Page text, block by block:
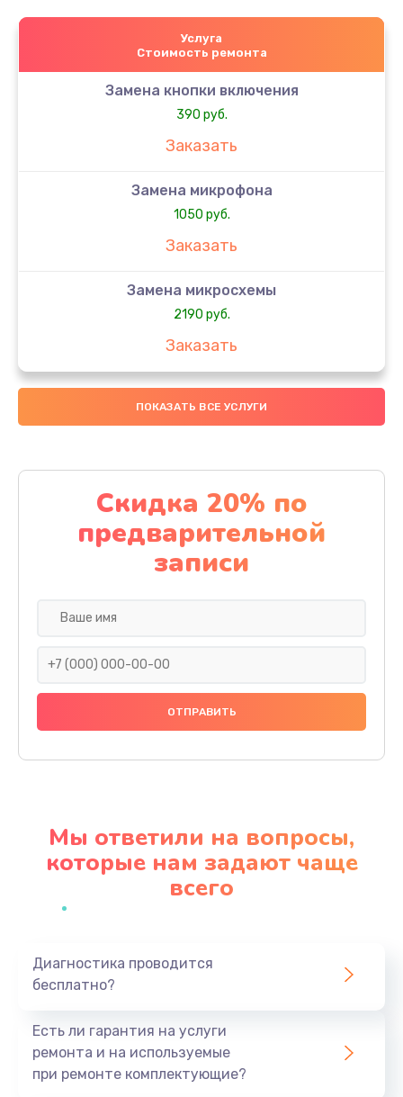
Услуга
Стоимость ремонта
Замена кнопки включения
390 руб.
Заказать
Замена микрофона
1050 руб.
Заказать
Замена микросхемы
2190 руб.
Заказать
Замена передней камеры
490 руб.
Замена полифонического динамика
390 руб.
Заказать
Сбор/Разбор
1490 руб.
Заказать
Замена кнопки Home (домой)
Замена сканера отпечатка
Заказать
ПОКАЗАТЬ ВСЕ УСЛУГИ
Скидка 20% по
предварительной
записи
Мы ответили на вопросы,
которые нам задают чаще
всего
Диагностика проводится
бесплатно?
Есть ли гарантия на услуги
ремонта и на используемые
при ремонте комплектующие?